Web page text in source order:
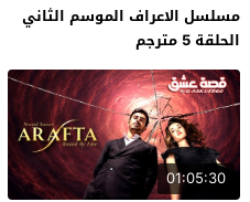
مسلسل الاعراف الموسم الثاني
الحلقة 5 مترجم
01:05:30